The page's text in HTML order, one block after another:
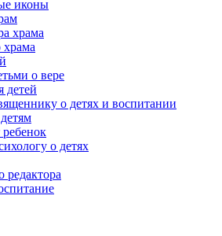
иконы
храма
храма
о вере
детей
о детях и воспитании
ребенок
о детях
редактора